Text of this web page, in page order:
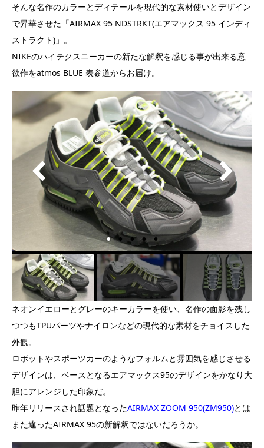
そんな名作のカラーとディテールを現代的な素材使いとデザイン
で昇華させた「AIRMAX 95 NDSTRKT(エアマックス 95 インディ
ストラクト)」。
NIKEのハイテクスニーカーの新たな解釈を感じる事が出来る意
欲作をatmos BLUE 表参道からお届け。
ネオンイエローとグレーのキーカラーを使い、名作の面影を残し
つつもTPUパーツやナイロンなどの現代的な素材をチョイスした
外観。
ロボットやスポーツカーのようなフォルムと雰囲気を感じさせる
デザインは、ベースとなるエアマックス95のデザインをかなり大
胆にアレンジした印象だ。
昨年リリースされ話題となったAIRMAX ZOOM 950(ZM950)とは
また違ったAIRMAX 95の新解釈ではないだろうか。